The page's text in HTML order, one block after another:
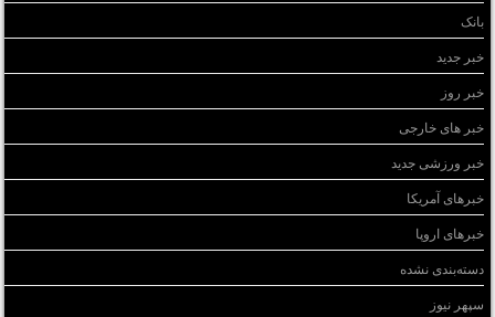
بانک
خبر جدید
خبر روز
خبر های خارجی
خبر ورزشی جدید
خبرهای آمریکا
خبرهای اروپا
دسته‌بندی نشده
سپهر نیوز